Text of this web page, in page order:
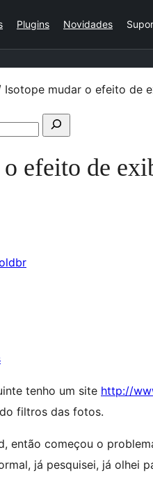
Plugins Novidades
Isotope mudar o efeito de
Pesquisar
efeito de
tenho um site http://
filtros das fotos.
então começou o
já pesquisei, já olhei